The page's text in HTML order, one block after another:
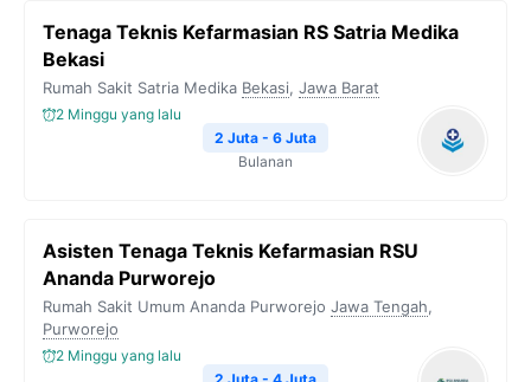
Tenaga Teknis Kefarmasian RS Satria Medika
Bekasi
Rumah Sakit Satria Medika Bekasi, Jawa Barat
2 Minggu yang lalu
2 Juta - 6 Juta
Bulanan
Asisten Tenaga Teknis Kefarmasian RSU
Ananda Purworejo
Rumah Sakit Umum Ananda Purworejo Jawa Tengah,
Purworejo
2 Minggu yang lalu